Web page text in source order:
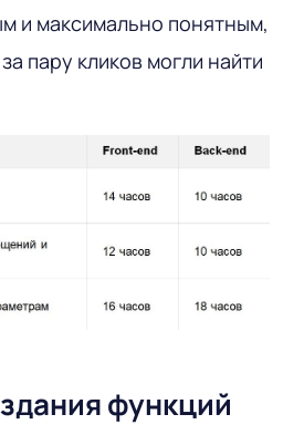
и максимально понятным,
пару кликов могли найти
функций